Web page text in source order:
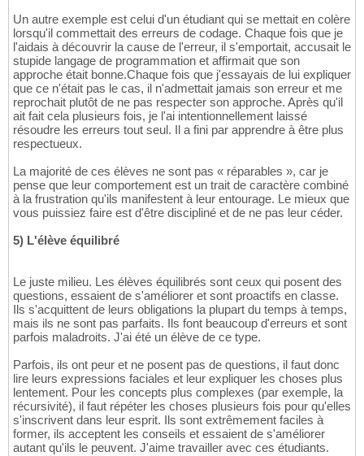
Un autre exemple est celui d'un étudiant qui se mettait en colère
lorsqu'il commettait des erreurs de codage. Chaque fois que je
l'aidais à découvrir la cause de l'erreur, il s'emportait, accusait le
stupide langage de programmation et affirmait que son
approche était bonne.Chaque fois que j'essayais de lui expliquer
que ce n'était pas le cas, il n'admettait jamais son erreur et me
reprochait plutôt de ne pas respecter son approche. Après qu'il
ait fait cela plusieurs fois, je l'ai intentionnellement laissé
résoudre les erreurs tout seul. Il a fini par apprendre à être plus
respectueux.
La majorité de ces élèves ne sont pas « réparables », car je
pense que leur comportement est un trait de caractère combiné
à la frustration qu'ils manifestent à leur entourage. Le mieux que
vous puissiez faire est d'être discipliné et de ne pas leur céder.
5) L'élève équilibré
Le juste milieu. Les élèves équilibrés sont ceux qui posent des
questions, essaient de s'améliorer et sont proactifs en classe.
Ils s'acquittent de leurs obligations la plupart du temps à temps,
mais ils ne sont pas parfaits. Ils font beaucoup d'erreurs et sont
parfois maladroits. J'ai été un élève de ce type.
Parfois, ils ont peur et ne posent pas de questions, il faut donc
lire leurs expressions faciales et leur expliquer les choses plus
lentement. Pour les concepts plus complexes (par exemple, la
récursivité), il faut répéter les choses plusieurs fois pour qu'elles
s'inscrivent dans leur esprit. Ils sont extrêmement faciles à
former, ils acceptent les conseils et essaient de s'améliorer
autant qu'ils le peuvent. J'aime travailler avec ces étudiants.